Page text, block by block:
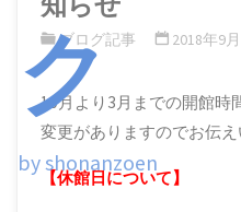
ク
by shonanzoen
ブログ記事 2018年9
10月より3月までの開館時
変更がありますのでお伝え
【休館日について】